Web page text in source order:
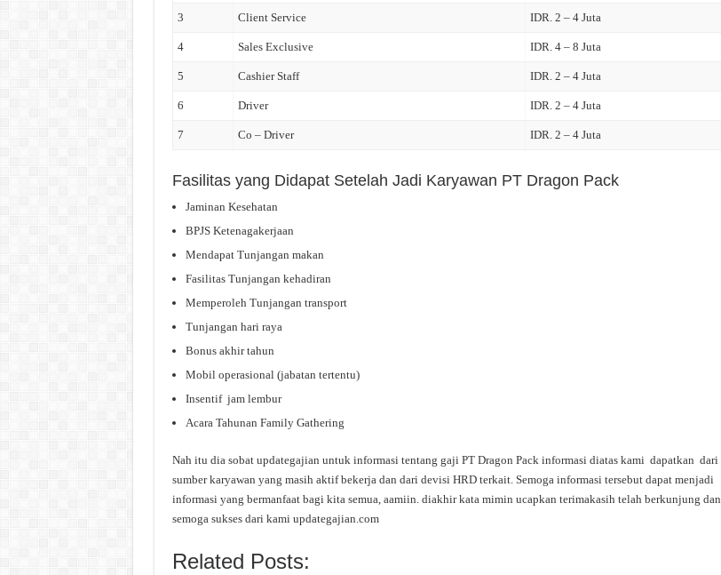
3 Client Service IDR. 2 – 4 Juta
4 Sales Exclusive IDR. 4 – 8 Juta
5 Cashier Staff IDR. 2 – 4 Juta
6 Driver IDR. 2 – 4 Juta
7 Co – Driver IDR. 2 – 4 Juta
Fasilitas yang Didapat Setelah Jadi Karyawan PT Dragon Pack
Jaminan Kesehatan
BPJS Ketenagakerjaan
Mendapat Tunjangan makan
Fasilitas Tunjangan kehadiran
Memperoleh Tunjangan transport
Tunjangan hari raya
Bonus akhir tahun
Mobil operasional (jabatan tertentu)
Insentif jam lembur
Acara Tahunan Family Gathering
Nah itu dia sobat updategajian untuk informasi tentang gaji PT Dragon Pack informasi diatas kami dapatkan dari
sumber karyawan yang masih aktif bekerja dan dari devisi HRD terkait. Semoga informasi tersebut dapat menjadi
informasi yang bermanfaat bagi kita semua, aamiin. diakhir kata mimin ucapkan terimakasih telah berkunjung dan
semoga sukses dari kami updategajian.com
Related Posts: